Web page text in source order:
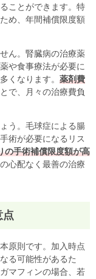
ことができます。特
め、年間補償限度額
ん。腎臓病の治療薬
や食事療法が必要に
くなります。 薬剤費
で、月々の治療費負
う。毛球症による腸
術が必要になるリス
の手術補償限度額が高
心配なく最善の治療
点
原則です。加入時点
る可能性があるた
マフィンの場合、若